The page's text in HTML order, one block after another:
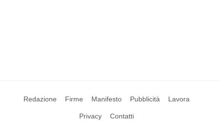
Redazione Firme Manifesto Pubblicità Lavora
Privacy Contatti